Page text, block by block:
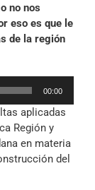
no nos
eso es que le
de la región
00:00
aplicadas
Región y
en materia
del